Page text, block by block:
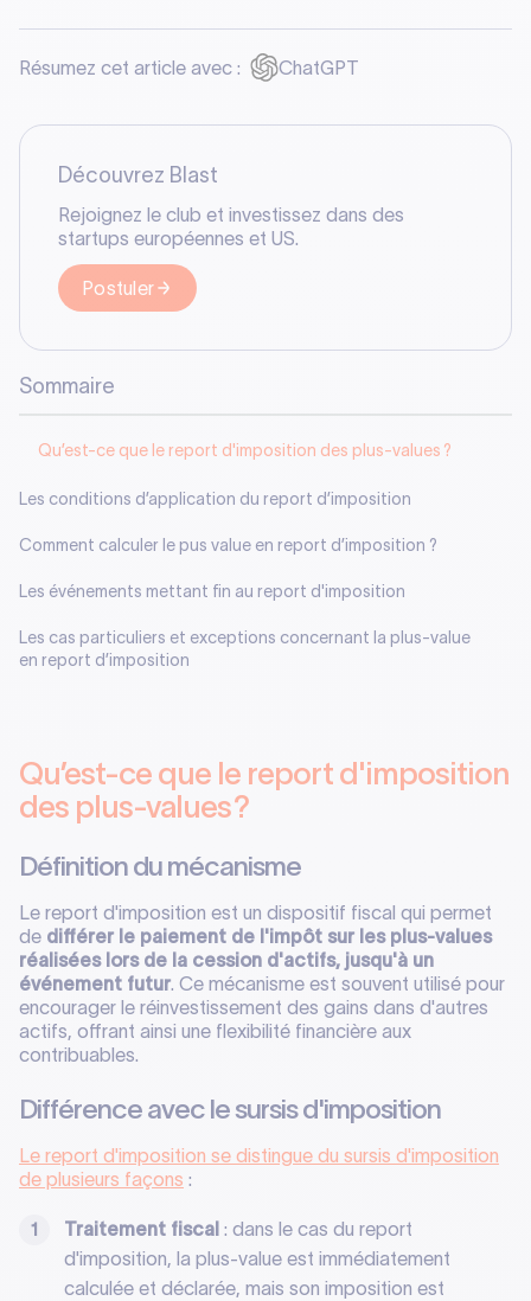
Résumez cet article avec : ChatGPT
Découvrez Blast
Rejoignez le club et investissez dans des
startups européennes et US.
Postuler
Sommaire
Qu’est-ce que le report d'imposition des plus-values ?
Les conditions d’application du report d’imposition
Comment calculer le pus value en report d’imposition ?
Les événements mettant fin au report d'imposition
Les cas particuliers et exceptions concernant la plus-value
en report d’imposition
Qu’est-ce que le report d'imposition
des plus-values ?
Définition du mécanisme
Le report d'imposition est un dispositif fiscal qui permet
de différer le paiement de l'impôt sur les plus-values
réalisées lors de la cession d'actifs, jusqu'à un
événement futur. Ce mécanisme est souvent utilisé pour
encourager le réinvestissement des gains dans d'autres
actifs, offrant ainsi une flexibilité financière aux
contribuables.
Différence avec le sursis d'imposition
Le report d'imposition se distingue du sursis d'imposition
de plusieurs façons :
Traitement fiscal : dans le cas du report
d'imposition, la plus-value est immédiatement
calculée et déclarée, mais son imposition est